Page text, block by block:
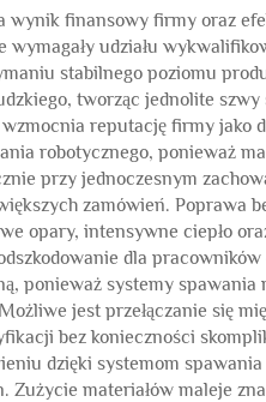
finansowy firmy oraz
udziału
stabilnego poziomu
tworząc jednolite szwy
reputację firmy jako
robotycznego, ponieważ
przy jednoczesnym
zamówień. Poprawa
opary, intensywne ciepło
dla
systemy spawania
jest przełączanie się
bez konieczności
dzięki systemom
materiałów maleje